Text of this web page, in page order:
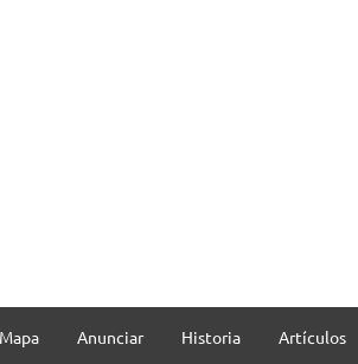
Mapa Anunciar Historia Artículos